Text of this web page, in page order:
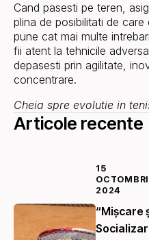
Cand pasesti pe teren,
plina de posibilitati de
pune cat mai multe
fii atent la tehnicile
depasesti prin agilitate,
concentrare.
Cheia spre evolutie in
Articole recente
“Mișcare
15
2024